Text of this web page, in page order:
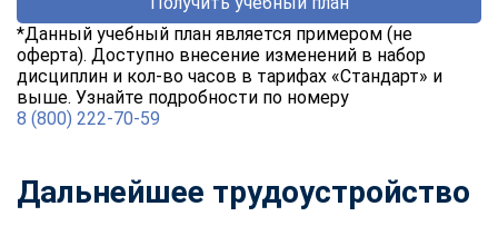
*Данный учебный план является примером (не
оферта). Доступно внесение изменений в набор
дисциплин и кол-во часов в тарифах «Стандарт» и
выше. Узнайте подробности по номеру
8 (800) 222-70-59
Дальнейшее трудоустройство